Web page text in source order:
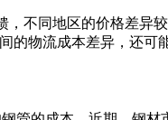
不同地区的价格差异
物流成本差异，还可